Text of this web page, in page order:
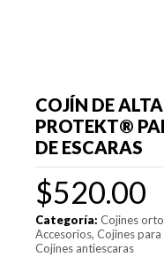
COJÍN DE
PROTEKT®
DE ESCARAS
$520.00
Categoría: Cojines
Accesorios Cojines para
Cojines antiescaras